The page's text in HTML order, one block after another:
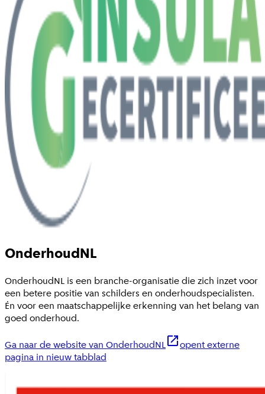
OnderhoudNL
OnderhoudNL is een branche-organisatie die zich inzet voor
een betere positie van schilders en onderhoudspecialisten.
Én voor een maatschappelijke erkenning van het belang van
goed onderhoud.
Ga naar de website van OnderhoudNL
opent externe
pagina in nieuw tabblad